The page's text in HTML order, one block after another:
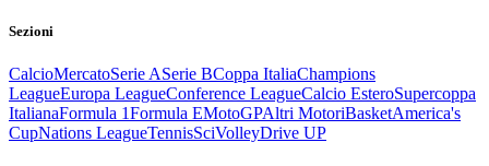
Sezioni
CalcioMercatoSerie ASerie BCoppa ItaliaChampions
LeagueEuropa LeagueConference LeagueCalcio EsteroSupercoppa
ItalianaFormula 1Formula EMotoGPAltri MotoriBasketAmerica's
CupNations LeagueTennisSciVolleyDrive UP